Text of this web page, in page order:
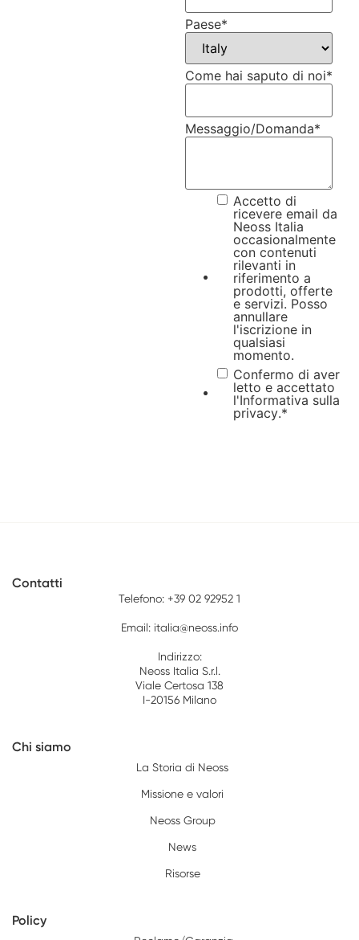
Paese*
Come hai saputo di noi*
Messaggio/Domanda*
Accetto di
ricevere email da
Neoss Italia
occasionalmente
con contenuti
rilevanti in
riferimento a
prodotti, offerte
e servizi. Posso
annullare
l'iscrizione in
qualsiasi
momento.
Confermo di aver
letto e accettato
l'Informativa sulla
privacy.*
Contatti
Telefono: +39 02 92952 1
Email: italia@neoss.info
Indirizzo:
Neoss Italia S.r.l.
Viale Certosa 138
I-20156 Milano
Chi siamo
La Storia di Neoss
Missione e valori
Neoss Group
News
Risorse
Policy